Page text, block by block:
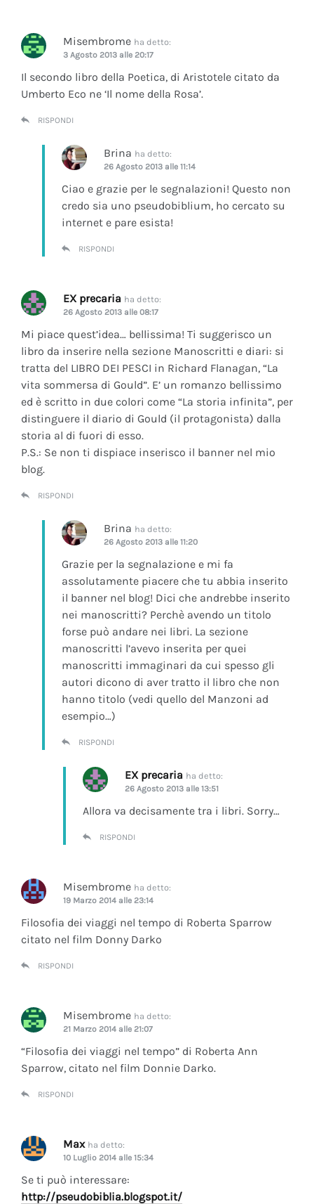
Misembrome ha detto:
3 Agosto 2013 alle 20:17
Il secondo libro della Poetica, di Aristotele citato da
Umberto Eco ne ‘Il nome della Rosa’.
RISPONDI
Brina ha detto:
26 Agosto 2013 alle 11:14
Ciao e grazie per le segnalazioni! Questo non
credo sia uno pseudobiblium, ho cercato su
internet e pare esista!
RISPONDI
EX precaria ha detto:
26 Agosto 2013 alle 08:17
Mi piace quest’idea… bellissima! Ti suggerisco un
libro da inserire nella sezione Manoscritti e diari: si
tratta del LIBRO DEI PESCI in Richard Flanagan, “La
vita sommersa di Gould”. E’ un romanzo bellissimo
ed è scritto in due colori come “La storia infinita”, per
distinguere il diario di Gould (il protagonista) dalla
storia al di fuori di esso.
P.S.: Se non ti dispiace inserisco il banner nel mio
blog.
RISPONDI
Brina ha detto:
26 Agosto 2013 alle 11:20
Grazie per la segnalazione e mi fa
assolutamente piacere che tu abbia inserito
il banner nel blog! Dici che andrebbe inserito
nei manoscritti? Perchè avendo un titolo
forse può andare nei libri. La sezione
manoscritti l’avevo inserita per quei
manoscritti immaginari da cui spesso gli
autori dicono di aver tratto il libro che non
hanno titolo (vedi quello del Manzoni ad
esempio…)
RISPONDI
EX precaria ha detto:
26 Agosto 2013 alle 13:51
Allora va decisamente tra i libri. Sorry…
RISPONDI
Misembrome ha detto:
19 Marzo 2014 alle 23:14
Filosofia dei viaggi nel tempo di Roberta Sparrow
citato nel film Donny Darko
RISPONDI
Misembrome ha detto:
21 Marzo 2014 alle 21:07
“Filosofia dei viaggi nel tempo” di Roberta Ann
Sparrow, citato nel film Donnie Darko.
RISPONDI
Max ha detto:
10 Luglio 2014 alle 15:34
Se ti può interessare:
http://pseudobiblia.blogspot.it/